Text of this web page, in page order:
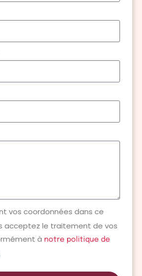
vos coordonnées dans ce
acceptez le traitement de vos
à notre politique de